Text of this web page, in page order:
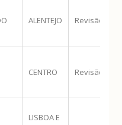
ALENTEJO Revisão
CENTRO Revisão
LISBOA E